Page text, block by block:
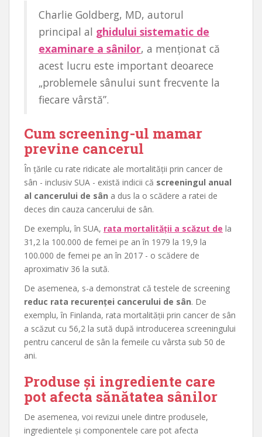
Charlie Goldberg, MD, autorul
principal al ghidului sistematic de
examinare a sânilor, a menționat că
acest lucru este important deoarece
„problemele sânului sunt frecvente la
fiecare vârstă”.
Cum screening-ul mamar
previne cancerul
În țările cu rate ridicate ale mortalității prin cancer de
sân - inclusiv SUA - există indicii că screeningul anual
al cancerului de sân a dus la o scădere a ratei de
deces din cauza cancerului de sân.
De exemplu, în SUA, rata mortalității a scăzut de la
31,2 la 100.000 de femei pe an în 1979 la 19,9 la
100.000 de femei pe an în 2017 - o scădere de
aproximativ 36 la sută.
De asemenea, s-a demonstrat că testele de screening
reduc rata recurenței cancerului de sân. De
exemplu, în Finlanda, rata mortalității prin cancer de sân
a scăzut cu 56,2 la sută după introducerea screeningului
pentru cancerul de sân la femeile cu vârsta sub 50 de
ani.
Produse și ingrediente care
pot afecta sănătatea sânilor
De asemenea, voi revizui unele dintre produsele,
ingredientele și componentele care pot afecta